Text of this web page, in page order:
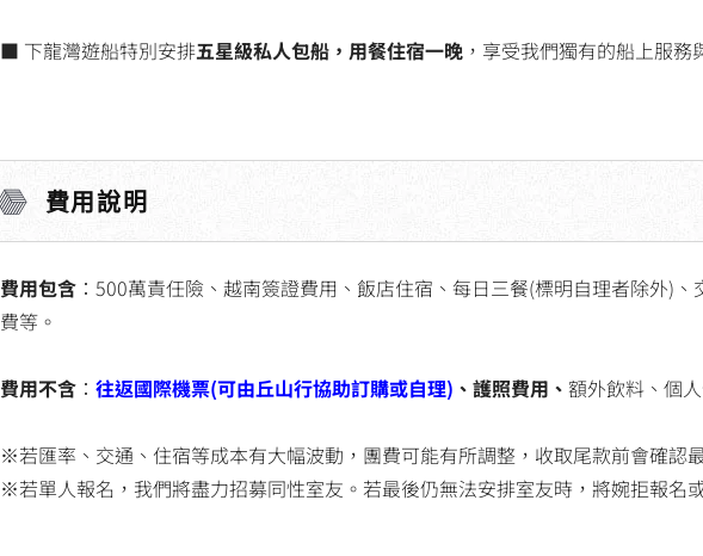
■ 下龍灣遊船特別安排五星級私人包船，用餐住宿一晚，享受我們獨有的船上服務
費用說明
費用包含：500萬責任險、越南簽證費用、飯店住宿、每日三餐(標明自理者除外)
費等。
費用不含： 往返國際機票(可由丘山行協助訂購或自理) 、護照費用、 額外飲料、個
※若匯率、交通、住宿等成本有大幅波動，團費可能有所調整，收取尾款前會確認
※若單人報名，我們將盡力招募同性室友。若最後仍無法安排室友時，將婉拒報名